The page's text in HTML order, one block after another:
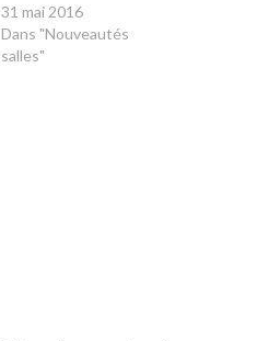
31 mai 2016
Dans "Nouveautés
salles"